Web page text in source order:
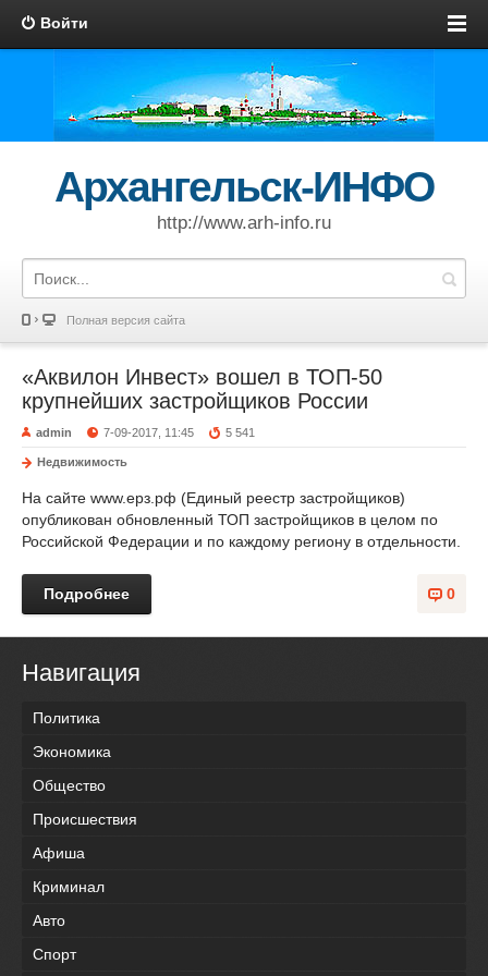
Войти
Архангельск-ИНФО
http://www.arh-info.ru
Полная версия сайта
«Аквилон Инвест» вошел в ТОП-50
крупнейших застройщиков России
admin 7-09-2017, 11:45 5 541
Недвижимость
На сайте www.ерз.рф (Единый реестр застройщиков)
опубликован обновленный ТОП застройщиков в целом по
Российской Федерации и по каждому региону в отдельности.
0
Подробнее
Навигация
Политика
Экономика
Общество
Происшествия
Афиша
Криминал
Авто
Спорт